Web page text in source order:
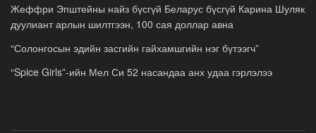
Жеффри Эпштейны найз бүсгүй Беларус бүсгүй Карина Шуляк
дуулиант арлын шилтгээн, 100 сая доллар авна
“Солонгосын эдийн засгийн гайхамшгийн нэг бүтээгч”
“Spice Girls”-ийн Мел Си 52 насандаа анх удаа гэрлэлээ